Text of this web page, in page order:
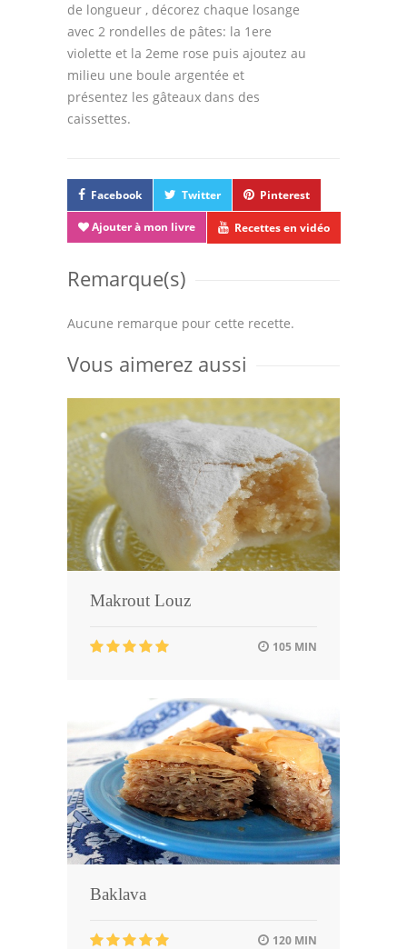
de longueur , décorez chaque losange
avec 2 rondelles de pâtes: la 1ere
violette et la 2eme rose puis ajoutez au
milieu une boule argentée et
présentez les gâteaux dans des
caissettes.
Facebook Twitter Pinterest
Ajouter à mon livre Recettes en vidéo
Remarque(s)
Aucune remarque pour cette recette.
Vous aimerez aussi
Makrout Louz
105 MIN
Baklava
120 MIN